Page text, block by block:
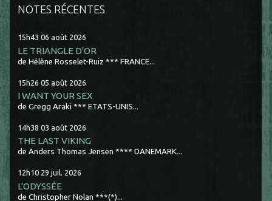
NOTES RÉCENTES
15h43 06 août 2026
LE TRIANGLE D'OR
de Hélène Rosselet-Ruiz *** FRANCE...
15h26 05 août 2026
I WANT YOUR SEX
de Gregg Araki *** ETATS-UNIS...
14h38 03 août 2026
THE LAST VIKING
de Anders Thomas Jensen **** DANEMARK...
12h10 29 juil. 2026
L'ODYSSÉE
de Christopher Nolan ***(*)...